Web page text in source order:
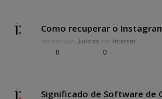
Como recuperar o
Iniciado por: Juristas em: Internet
0 0
Significado de Software de